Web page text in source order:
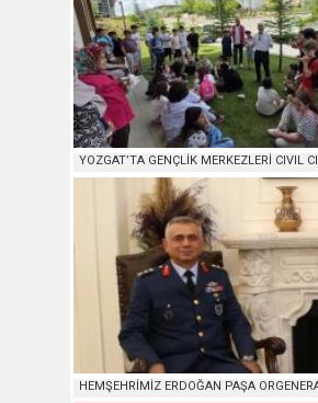
YOZGAT’TA GENÇLİK MERKEZLERİ CIVIL
HEMŞEHRİMİZ ERDOĞAN PAŞA